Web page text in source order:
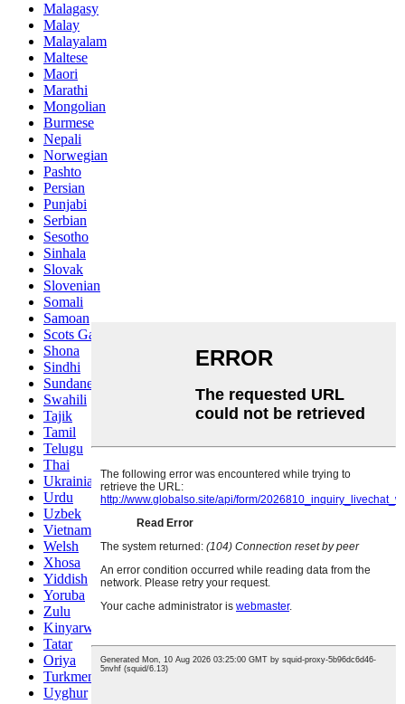
Malagasy
Malay
Malayalam
Maltese
Maori
Marathi
Mongolian
Burmese
Nepali
Norwegian
Pashto
Persian
Punjabi
Serbian
Sesotho
Sinhala
Slovak
Slovenian
Somali
Samoan
Scots Gaelic
Shona
Sindhi
Sundanese
Swahili
Tajik
Tamil
Telugu
Thai
Ukrainian
Urdu
Uzbek
Vietnamese
Welsh
Xhosa
Yiddish
Yoruba
Zulu
Kinyarwanda
Tatar
Oriya
Turkmen
Uyghur